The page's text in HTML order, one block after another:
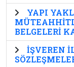
YAPI
BELGELERİ
İŞVEREN